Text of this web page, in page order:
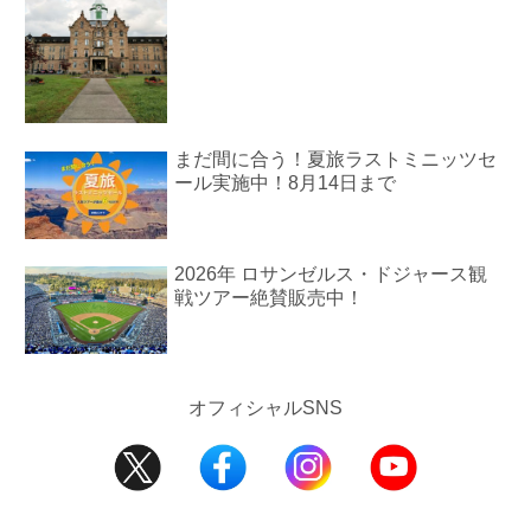
まだ間に合う！夏旅ラストミニッツセ
ール実施中！8月14日まで
2026年 ロサンゼルス・ドジャース観
戦ツアー絶賛販売中！
オフィシャルSNS